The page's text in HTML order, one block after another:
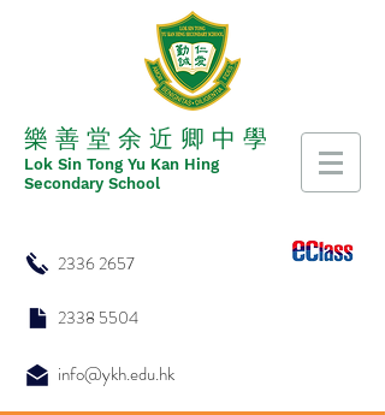
​​樂 善 堂 余 近 卿 中 學
​​Lok Sin Tong Yu Kan Hing
Secondary School
2336 2657
2338 5504
info@ykh.edu.hk